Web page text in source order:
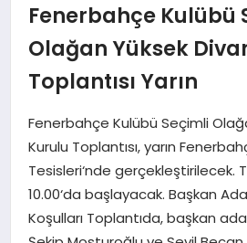
SAĞLIK
SPOR
TEKNOLOJI
Fenerbahçe Kulübü
Olağan Yüksek
Toplantısı Yarın
Fenerbahçe Kulübü Seçimli
Kurulu Toplantısı, yarın
Tesisleri‘nde gerçekleştirilecek.
10.00‘da başlayacak. Başkan
Koşulları Toplantıda, başkan